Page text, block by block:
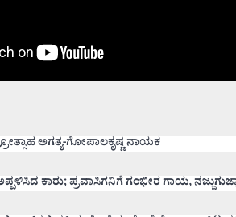
ಅಗತ್ಯ-ಗೋಪಾಲಕೃಷ್ಣ ನಾಯಕ
ಕಾರು; ಪ್ರವಾಸಿಗನಿಗೆ ಗಂಭೀರ ಗಾಯ,